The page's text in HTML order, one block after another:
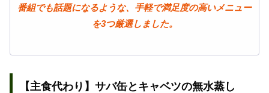
番組でも話題になるような、手軽で満足度の高いメニュー
を3つ厳選しました。
【主食代わり】サバ缶とキャベツの無水蒸し